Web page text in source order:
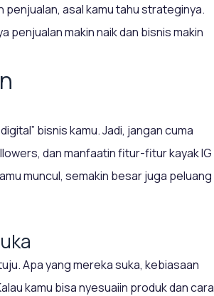
penjualan, asal kamu tahu strateginya.
penjualan makin naik dan bisnis makin
bisnis kamu. Jadi, jangan cuma
dan manfaatin fitur-fitur kayak IG
muncul, semakin besar juga peluang
Apa yang mereka suka, kebiasaan
kamu bisa nyesuaiin produk dan cara